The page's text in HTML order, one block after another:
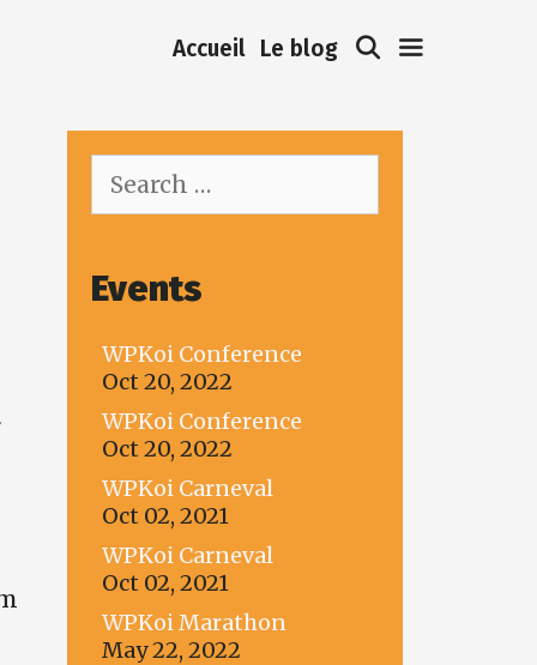
Accueil Le blog Search
for:
Events
WPKoi Conference
Oct 20, 2022
WPKoi Conference
Oct 20, 2022
WPKoi Carneval
Oct 02, 2021
WPKoi Carneval
Oct 02, 2021
WPKoi Marathon
May 22, 2022